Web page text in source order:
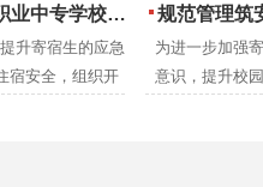
高的应急救护
后勤安保等关
训。
夜间消防逃生演练
升寄宿生的应急
宿安全，组织开
规范管理筑安全 凝
为进一步加强
意识，提升校